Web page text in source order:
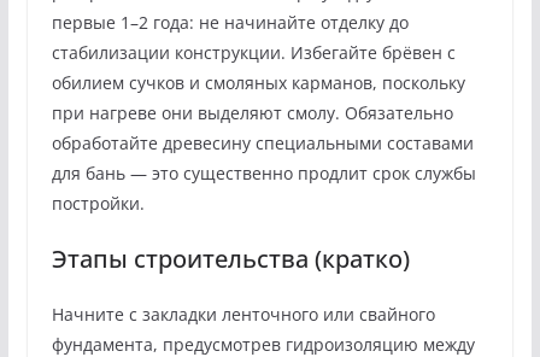
первые 1–2 года: не начинайте отделку до
стабилизации конструкции. Избегайте брёвен с
обилием сучков и смоляных карманов, поскольку
при нагреве они выделяют смолу. Обязательно
обработайте древесину специальными составами
для бань — это существенно продлит срок службы
постройки.
Этапы строительства (кратко)
Начните с закладки ленточного или свайного
фундамента, предусмотрев гидроизоляцию между